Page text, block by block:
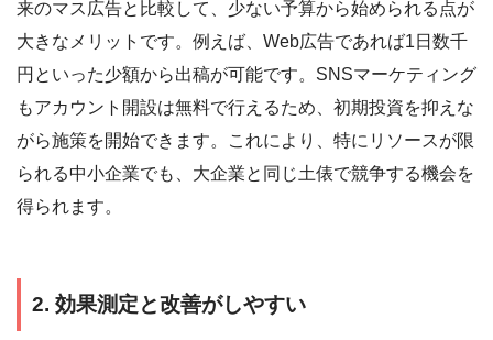
来のマス広告と比較して、少ない予算から始められる点が
大きなメリットです。例えば、Web広告であれば1日数千
円といった少額から出稿が可能です。SNSマーケティング
もアカウント開設は無料で行えるため、初期投資を抑えな
がら施策を開始できます。これにより、特にリソースが限
られる中小企業でも、大企業と同じ土俵で競争する機会を
得られます。
2. 効果測定と改善がしやすい